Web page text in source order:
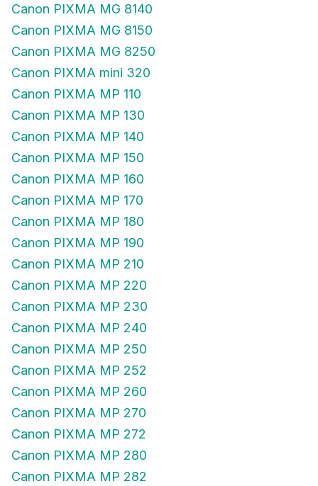
Canon PIXMA MG 8140
Canon PIXMA MG 8150
Canon PIXMA MG 8250
Canon PIXMA mini 320
Canon PIXMA MP 110
Canon PIXMA MP 130
Canon PIXMA MP 140
Canon PIXMA MP 150
Canon PIXMA MP 160
Canon PIXMA MP 170
Canon PIXMA MP 180
Canon PIXMA MP 190
Canon PIXMA MP 210
Canon PIXMA MP 220
Canon PIXMA MP 230
Canon PIXMA MP 240
Canon PIXMA MP 250
Canon PIXMA MP 252
Canon PIXMA MP 260
Canon PIXMA MP 270
Canon PIXMA MP 272
Canon PIXMA MP 280
Canon PIXMA MP 282